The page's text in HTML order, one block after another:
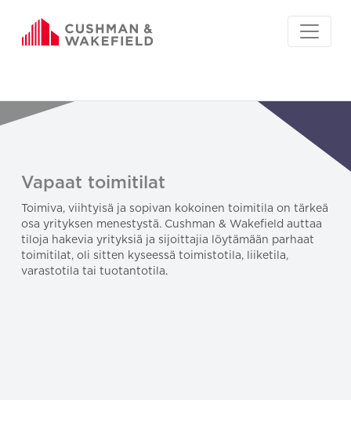
Vapaat toimitilat
Toimiva, viihtyisä ja sopivan kokoinen toimitila on tärkeä
osa yrityksen menestystä. Cushman & Wakefield auttaa
tiloja hakevia yrityksiä ja sijoittajia löytämään parhaat
toimitilat, oli sitten kyseessä toimistotila, liiketila,
varastotila tai tuotantotila.